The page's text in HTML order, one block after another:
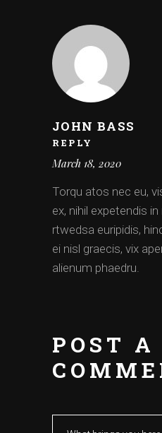
JOHN BASS
REPLY
March 18, 2020
Torqu atos nec eu,
ex, nihil expetendis
rtwedsa euripidis,
ei nisl graecis, vix
alienum phaedru.
POST A